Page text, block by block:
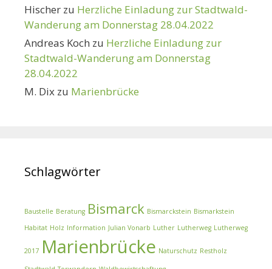
Hischer zu Herzliche Einladung zur Stadtwald-
Wanderung am Donnerstag 28.04.2022
Andreas Koch zu Herzliche Einladung zur
Stadtwald-Wanderung am Donnerstag
28.04.2022
M. Dix zu Marienbrücke
Schlagwörter
Baustelle Beratung Bismarck Bismarckstein Bismarkstein
Habitat Holz Information Julian Vonarb Luther Lutherweg Lutherweg
2017 Marienbrücke Naturschutz Restholz